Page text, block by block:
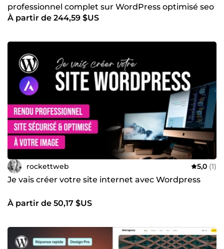
professionnel complet sur WordPress optimisé seo
À partir de 244,59 $US
rockettweb 5,0 (1)
Je vais créer votre site internet avec Wordpress
À partir de 50,17 $US